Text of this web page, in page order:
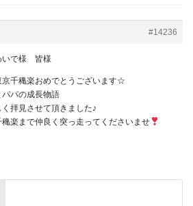
#14236
いで様 皆様
千穐楽おめでとうございます☆
パパの成長物語
く拝見させて頂きました♪
穐楽まで仲良く突っ走ってくださいませ